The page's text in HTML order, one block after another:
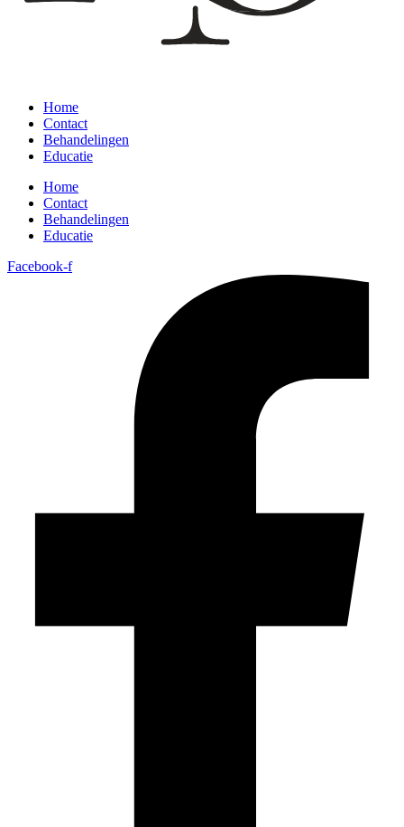
Home
Contact
Behandelingen
Educatie
Home
Contact
Behandelingen
Educatie
Facebook-f